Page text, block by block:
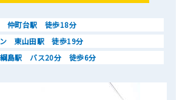
仲町台駅 徒歩18分
ン 東山田駅 徒歩19分
島駅 バス20分 徒歩6分